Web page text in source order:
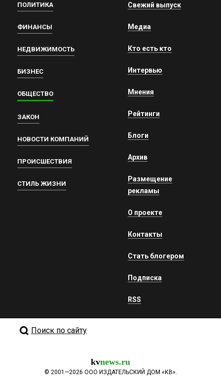
ПОЛИТИКА
ФИНАНСЫ
НЕДВИЖИМОСТЬ
БИЗНЕС
ОБЩЕСТВО
ЗАКОН
НОВОСТИ КОМПАНИЙ
ПРОИСШЕСТВИЯ
СТИЛЬ ЖИЗНИ
Свежий выпуск
Медиа
Кто есть кто
Интервью
Мнения
Рейтинги
Блоги
Архив
Размещение
рекламы
О проекте
Контакты
Стать блогером
Подписка
RSS
Поиск по сайту
kvnews.ru
© 2001—2026 ООО ИЗДАТЕЛЬСКИЙ ДОМ «КВ».